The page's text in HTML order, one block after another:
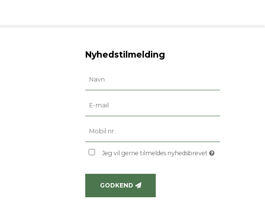
Nyhedstilmelding
Jeg vil gerne tilmeldes nyhedsbrevet
GODKEND